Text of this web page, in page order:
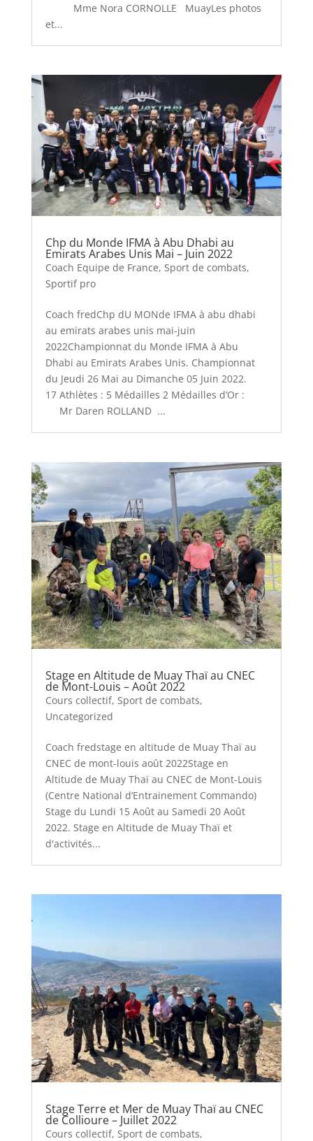
Mme Nora CORNOLLE MuayLes photos
et...
Chp du Monde IFMA à Abu Dhabi au
Emirats Arabes Unis Mai – Juin 2022
Coach Equipe de France, Sport de combats,
Sportif pro
Coach fredChp dU MONde IFMA à abu dhabi
au emirats arabes unis mai-juin
2022Championnat du Monde IFMA à Abu
Dhabi au Emirats Arabes Unis. Championnat
du Jeudi 26 Mai au Dimanche 05 Juin 2022.
17 Athlètes : 5 Médailles 2 Médailles d’Or :
Mr Daren ROLLAND ...
Stage en Altitude de Muay Thaï au CNEC
de Mont-Louis – Août 2022
Cours collectif, Sport de combats,
Uncategorized
Coach fredstage en altitude de Muay Thaï au
CNEC de mont-louis août 2022Stage en
Altitude de Muay Thaï au CNEC de Mont-Louis
(Centre National d’Entrainement Commando)
Stage du Lundi 15 Août au Samedi 20 Août
2022. Stage en Altitude de Muay Thaï et
d'activités...
Stage Terre et Mer de Muay Thaï au CNEC
de Collioure – Juillet 2022
Cours collectif, Sport de combats,